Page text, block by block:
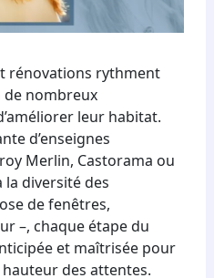
rénovations rythment
de nombreux
leur habitat.
d’enseignes
Merlin, Castorama ou
la diversité des
de fenêtres,
–, chaque étape du
et maîtrisée pour
des attentes.